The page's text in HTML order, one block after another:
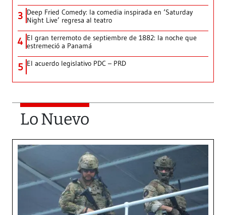
3 Deep Fried Comedy: la comedia inspirada en ‘Saturday
Night Live’ regresa al teatro
4 El gran terremoto de septiembre de 1882: la noche que
estremeció a Panamá
5 El acuerdo legislativo PDC – PRD
Lo Nuevo